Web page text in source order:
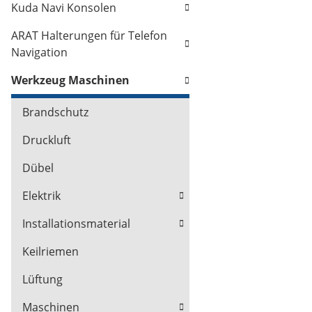
Kuda Navi Konsolen
ARAT Halterungen für Telefon
Navigation
Werkzeug Maschinen
Brandschutz
Druckluft
Dübel
Elektrik
Installationsmaterial
Keilriemen
Lüftung
Maschinen